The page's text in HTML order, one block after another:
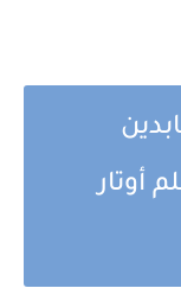
أوتار